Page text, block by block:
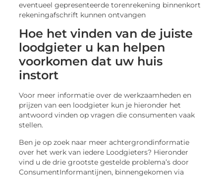
eventueel gepresenteerde torenrekening binnenkort
rekeningafschrift kunnen ontvangen
Hoe het vinden van de juiste
loodgieter u kan helpen
voorkomen dat uw huis
instort
Voor meer informatie over de werkzaamheden en
prijzen van een loodgieter kun je hieronder het
antwoord vinden op vragen die consumenten vaak
stellen.
Ben je op zoek naar meer achtergrondinformatie
over het werk van iedere Loodgieters? Hieronder
vind u de drie grootste gestelde problema’s door
ConsumentInformantijnen, binnengekomen via